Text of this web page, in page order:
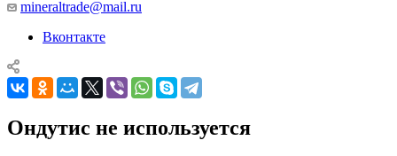
mineraltrade@mail.ru
Вконтакте
Ондутис не используется